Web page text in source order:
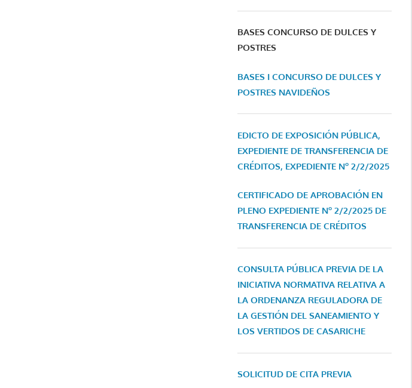
BASES CONCURSO DE DULCES Y
POSTRES
BASES I CONCURSO DE DULCES Y
POSTRES NAVIDEÑOS
EDICTO DE EXPOSICIÓN PÚBLICA,
EXPEDIENTE DE TRANSFERENCIA DE
CRÉDITOS, EXPEDIENTE Nº 2/2/2025
CERTIFICADO DE APROBACIÓN EN
PLENO EXPEDIENTE Nº 2/2/2025 DE
TRANSFERENCIA DE CRÉDITOS
CONSULTA PÚBLICA PREVIA DE LA
INICIATIVA NORMATIVA RELATIVA A
LA ORDENANZA REGULADORA DE
LA GESTIÓN DEL SANEAMIENTO Y
LOS VERTIDOS DE CASARICHE
SOLICITUD DE CITA PREVIA